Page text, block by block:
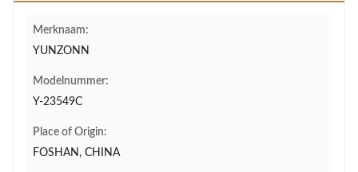
Merknaam:
YUNZONN
Modelnummer:
Y-23549C
Place of Origin:
FOSHAN, CHINA